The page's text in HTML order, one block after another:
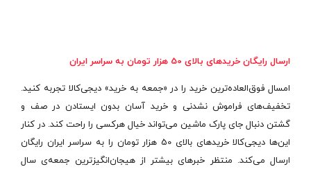
ارسال رایگان خریدهای بالای 50 هزار تومان به سراسر ایران
امسال فوق‌العاده‌ترین خرید را در «جمعه به خرید» دیجی‌کالا تجربه کنید.
تخفیف‌های فراموش نشدنی و خرید آسان بدون ایستادن در صف و
گشتن دنبال جای پارک ماشین می‌تواند خیال هرکسی را راحت کند. در کنار
این‌ها دیجی‌کالا خریدهای بالای 50 هزار تومان را به سراسر ایران رایگان
ارسال می‌کند. منتظر خبرهای بیشتر از هیجان‌انگیزترین جمعه‌ی سال